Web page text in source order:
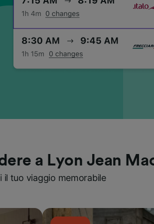
a Lyon Jean
il tuo viaggio memorabile